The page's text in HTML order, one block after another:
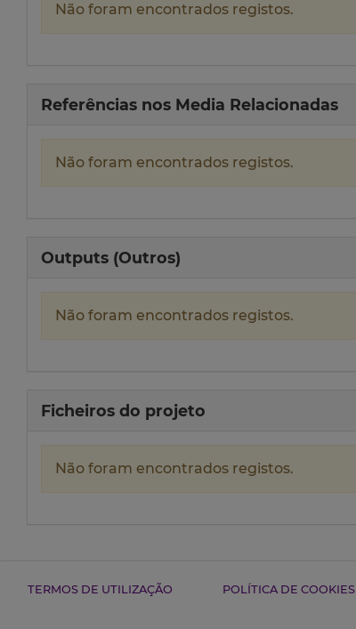
Não foram encontrados registos.
Referências nos Media Relacionadas
Não foram encontrados registos.
Outputs (Outros)
Não foram encontrados registos.
Ficheiros do projeto
Não foram encontrados registos.
TERMOS DE UTILIZAÇÃO POLÍTICA DE COOKIES